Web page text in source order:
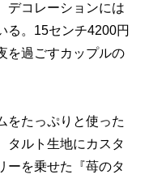
デコレーションには
る。15センチ4200円
を過ごすカップルの
たっぷりと使った
タルト生地にカスタ
ーを乗せた『苺のタ